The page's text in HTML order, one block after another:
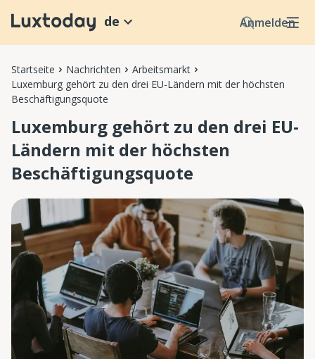
Anmelden
de
Startseite Nachrichten
Arbeitsmarkt
Luxemburg gehört zu den drei EU-Ländern mit der höchsten
Beschäftigungsquote
Luxemburg gehört zu den drei EU-
Ländern mit der höchsten
Beschäftigungsquote